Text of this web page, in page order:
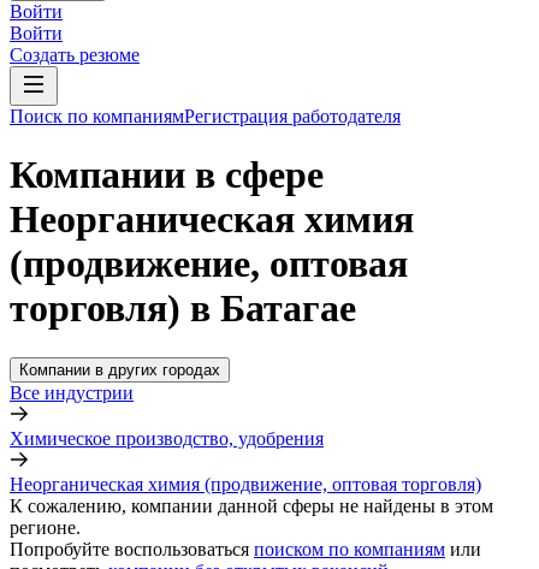
Войти
Войти
Создать резюме
Поиск по компаниямРегистрация работодателя
Компании в сфере
Неорганическая химия
(продвижение, оптовая
торговля) в Батагае
Компании в других городах
Все индустрии
Химическое производство, удобрения
Неорганическая химия (продвижение, оптовая торговля)
К сожалению, компании данной сферы не найдены в этом
регионе.
Попробуйте воспользоваться поиском по компаниям или